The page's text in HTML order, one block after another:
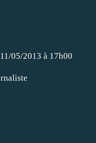
11/05/2013 à 17h00